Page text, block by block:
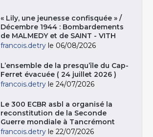
« Lily, une jeunesse confisquée » /
Décembre 1944 : Bombardements
de MALMEDY et de SAINT - VITH
francois.detry le 06/08/2026
L’ensemble de la presqu’île du Cap-
Ferret évacuée ( 24 juillet 2026 )
francois.detry le 24/07/2026
Le 300 ECBR asbl a organisé la
reconstitution de la Seconde
Guerre mondiale à Tancrémont
francois.detry le 22/07/2026